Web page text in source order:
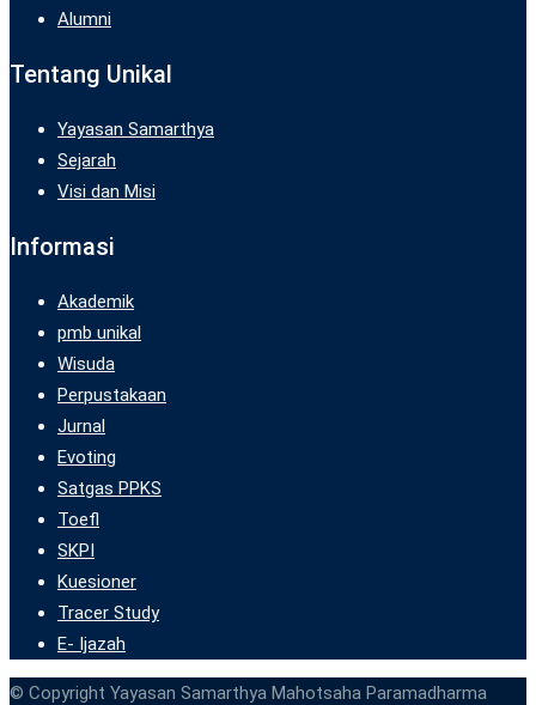
Alumni
Tentang Unikal
Yayasan Samarthya
Sejarah
Visi dan Misi
Informasi
Akademik
pmb unikal
Wisuda
Perpustakaan
Jurnal
Evoting
Satgas PPKS
Toefl
SKPI
Kuesioner
Tracer Study
E- Ijazah
© Copyright Yayasan Samarthya Mahotsaha Paramadharma